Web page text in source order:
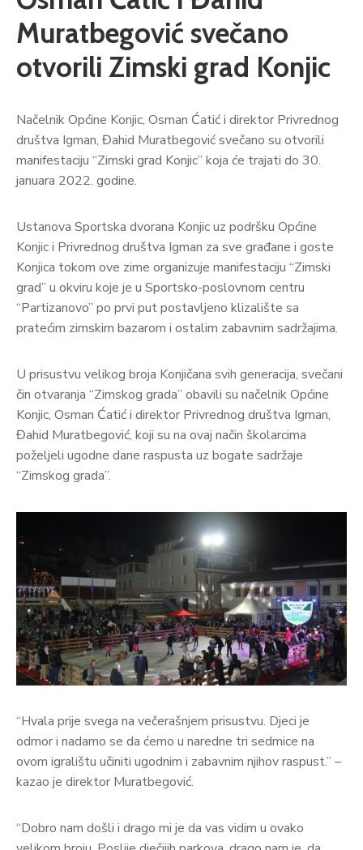
Muratbegović svečano
otvorili Zimski grad Konjic
Načelnik Općine Konjic, Osman Ćatić i direktor Privrednog
društva Igman, Đahid Muratbegović svečano su otvorili
manifestaciju “Zimski grad Konjic” koja će trajati do 30.
januara 2022. godine.
Ustanova Sportska dvorana Konjic uz podršku Općine
Konjic i Privrednog društva Igman za sve građane i goste
Konjica tokom ove zime organizuje manifestaciju “Zimski
grad” u okviru koje je u Sportsko-poslovnom centru
“Partizanovo” po prvi put postavljeno klizalište sa
pratećim zimskim bazarom i ostalim zabavnim sadržajima.
U prisustvu velikog broja Konjičana svih generacija, svečani
čin otvaranja “Zimskog grada” obavili su načelnik Općine
Konjic, Osman Ćatić i direktor Privrednog društva Igman,
Đahid Muratbegović, koji su na ovaj način školarcima
poželjeli ugodne dane raspusta uz bogate sadržaje
“Zimskog grada”.
“Hvala prije svega na večerašnjem prisustvu. Djeci je
odmor i nadamo se da ćemo u naredne tri sedmice na
ovom igralištu učiniti ugodnim i zabavnim njihov raspust.” –
kazao je direktor Muratbegović.
“Dobro nam došli i drago mi je da vas vidim u ovako